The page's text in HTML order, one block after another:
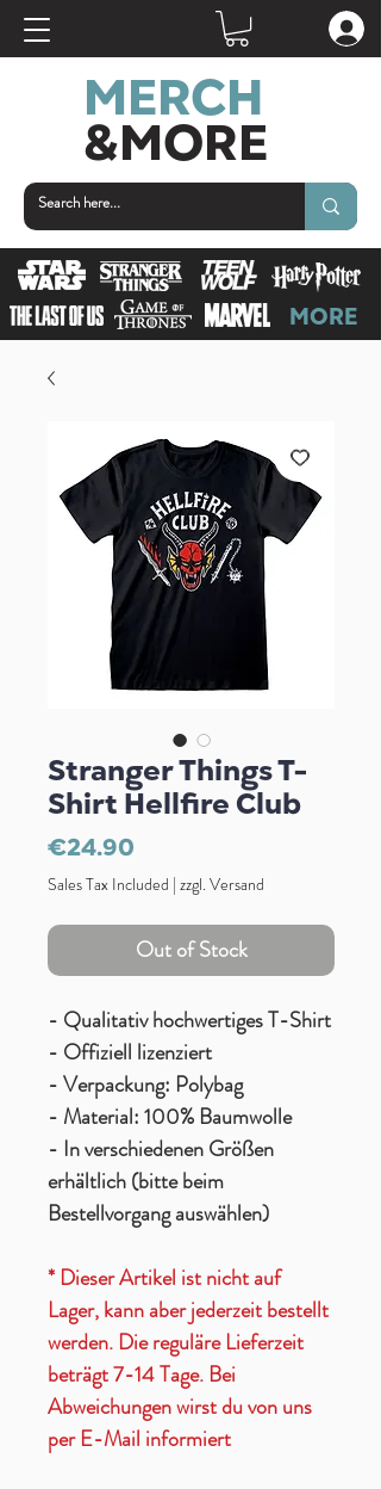
MERCH
&MORE
MORE
Stranger Things T-
Shirt Hellfire Club
€24.90
Sales Tax Included | zzgl. Versand
Out of Stock
- Qualitativ hochwertiges T-Shirt
- Offiziell lizenziert
- Verpackung: Polybag
- Material: 100% Baumwolle
- In verschiedenen Größen
erhältlich (bitte beim
Bestellvorgang auswählen)
* Dieser Artikel ist nicht auf
Lager, kann aber jederzeit bestellt
werden. Die reguläre Lieferzeit
beträgt 7-14 Tage. Bei
Abweichungen wirst du von uns
per E-Mail informiert